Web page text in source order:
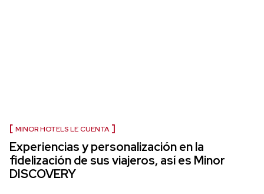
MINOR HOTELS LE CUENTA
Experiencias y personalización en la
fidelización de sus viajeros, así es Minor
DISCOVERY